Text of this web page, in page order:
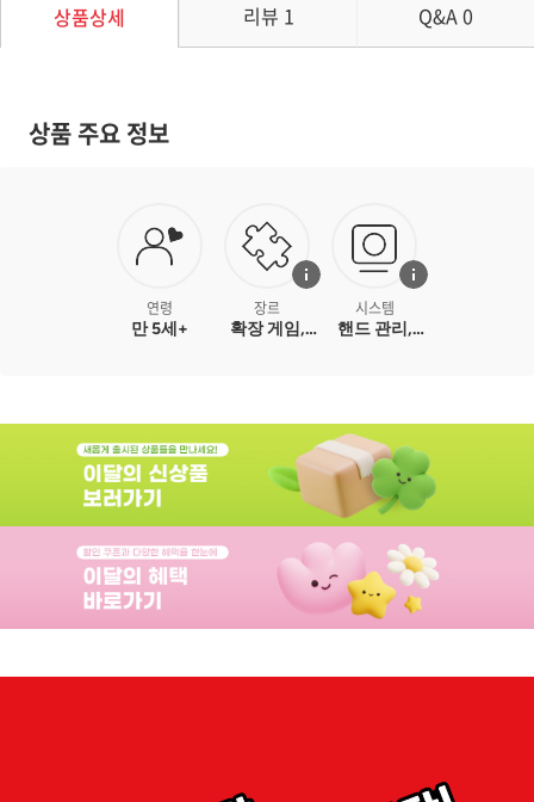
상품상세 리뷰 1 Q&A0
상품 주요 정보
연령
만 5세+
장르
확장 게임,
시스템
핸드 관리,